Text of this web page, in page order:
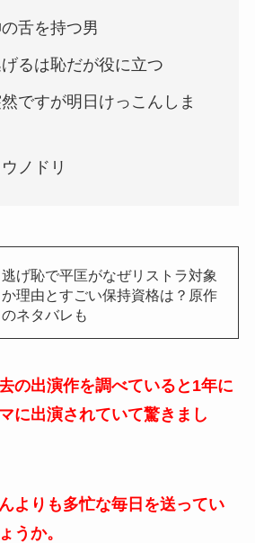
舌を持つ男
るは恥だが役に立つ
ですが明日けっこんしま
ノドリ
逃げ恥で平匡がなぜリストラ対象
か理由とすごい保持資格は？原作
のネタバレも
の出演作を調べていると1年に
に出演されていて驚きまし
よりも多忙な毎日を送ってい
うか。